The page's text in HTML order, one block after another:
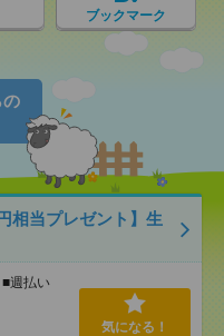
ブックマーク
の
相当プレゼント】生
週払い
気になる！